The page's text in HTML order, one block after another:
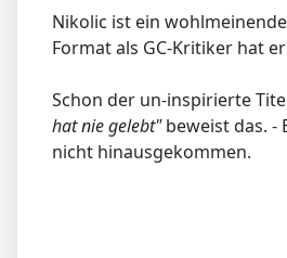
Nikolic ist ein
Format als GC-Kritiker hat
Schon der un-inspirierte
hat nie gelebt"beweist das. -
nicht hinausgekommen.